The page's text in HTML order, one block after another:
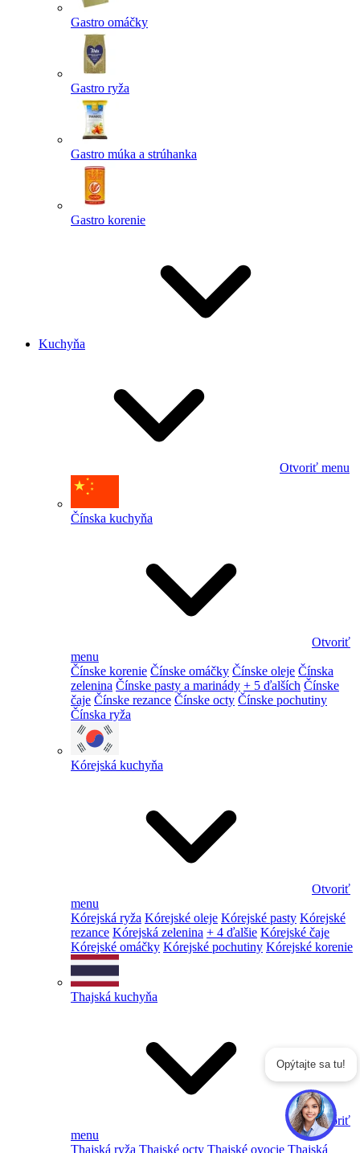
Gastro omáčky
Gastro ryža
Gastro múka a strúhanka
Gastro korenie
Kuchyňa
Otvoriť menu
Čínska kuchyňa
Otvoriť
menu
Čínske korenie Čínske omáčky Čínske oleje Čínska
zelenina Čínske pasty a marinády + 5 ďalších Čínske
čaje Čínske rezance Čínske octy Čínske pochutiny
Čínska ryža
Kórejská kuchyňa
Otvoriť
menu
Kórejská ryža Kórejské oleje Kórejské pasty Kórejské
rezance Kórejská zelenina + 4 ďalšie Kórejské čaje
Kórejské omáčky Kórejské pochutiny Kórejské korenie
Thajská kuchyňa
Otvoriť
menu
Thajská ryža Thajské octy Thajské ovocie Thajská
Opýtajte sa tu!